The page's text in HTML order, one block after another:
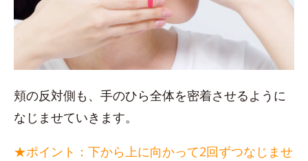
頬の反対側も、手のひら全体を密着させるように
なじませていきます。
★ポイント：下から上に向かって2回ずつなじませ